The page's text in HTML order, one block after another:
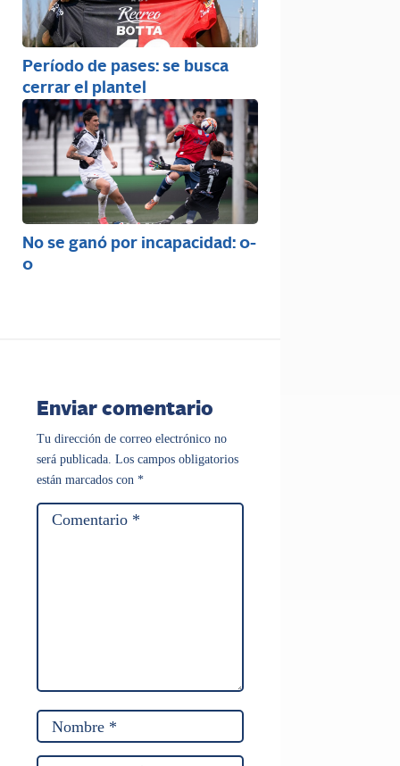
Período de pases: se busca
cerrar el plantel
No se ganó por incapacidad: 0-
0
Enviar comentario
Tu dirección de correo electrónico no
será publicada. Los campos obligatorios
están marcados con *